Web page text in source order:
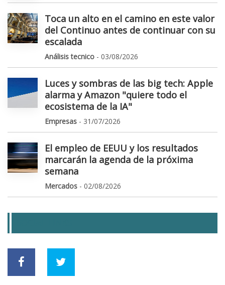
Toca un alto en el camino en este valor
del Continuo antes de continuar con su
escalada
Análisis tecnico - 03/08/2026
Luces y sombras de las big tech: Apple
alarma y Amazon "quiere todo el
ecosistema de la IA"
Empresas - 31/07/2026
El empleo de EEUU y los resultados
marcarán la agenda de la próxima
semana
Mercados - 02/08/2026